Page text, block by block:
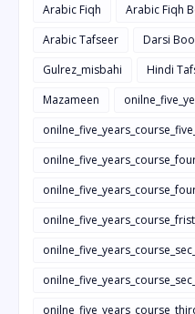
Arabic Fiqh
Arabic Fiqh
Arabic Tafseer
Darsi
Gulrez_misbahi
Hindi
Mazameen